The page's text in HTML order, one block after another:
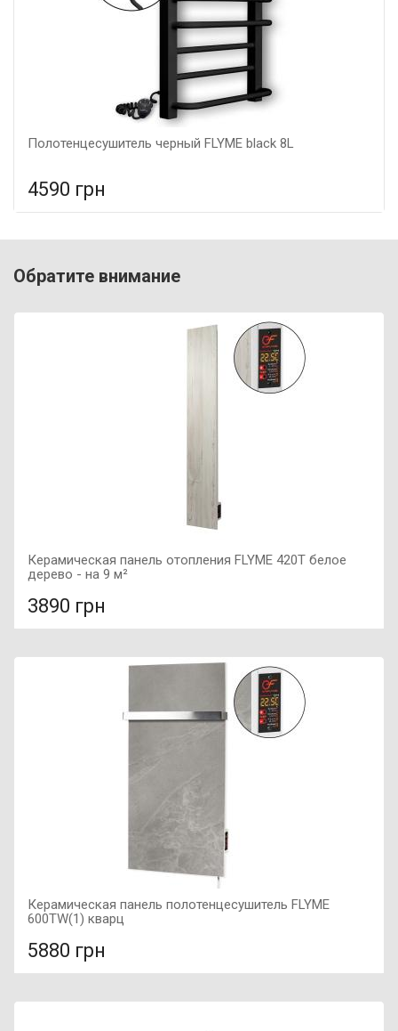
Полотенцесушитель черный FLYME black 8L
4590 грн
Размер: 665х490х120,
Обратите внимание
Керамическая панель отопления FLYME 420T белое
дерево - на 9 м²
3890 грн
Мощность: 420 Вт, Подключение: правое, Цвет: белое
Керамическая панель полотенцесушитель FLYME
600ТW(1) кварц
5880 грн